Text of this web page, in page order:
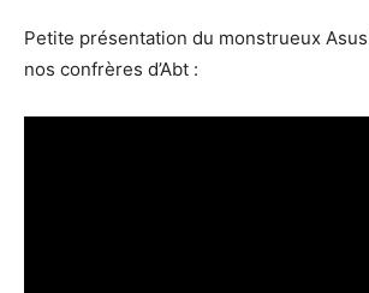
Petite présentation du monstrueux
nos confrères d’Abt :